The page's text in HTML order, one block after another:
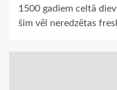
1500 gadiem celtā
šim vēl neredzētas